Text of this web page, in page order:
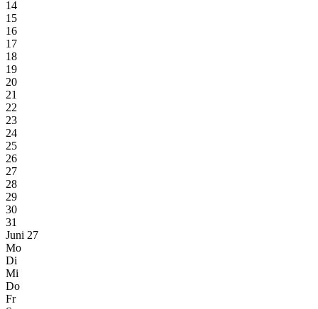
14
15
16
17
18
19
20
21
22
23
24
25
26
27
28
29
30
31
Juni 27
Mo
Di
Mi
Do
Fr